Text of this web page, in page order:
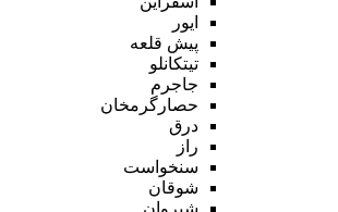
ایور
پیش قلعه
تیتکانلو
جاجرم
حصارگرمخان
درق
راز
سنخواست
شوقان
شیروان